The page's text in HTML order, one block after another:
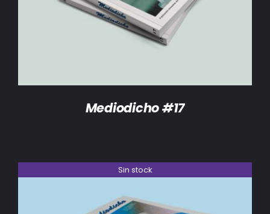
DETALLES
Mediodicho #17
Sin stock